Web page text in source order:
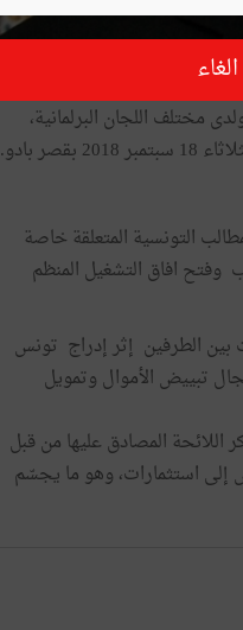
للشراكة بين تونس
مختلف اللجان البرلمانية،
بادو.
التونسية المتعلقة خاصة
وفتح افاق التشغيل المنظم
بين الطرفين إثر إدراج تونس
تبييض الأموال وتمويل
اللائحة المصادق عليها من قبل
ديون تونس إلى استثمارات، وهو ما يجسّم
الغاء